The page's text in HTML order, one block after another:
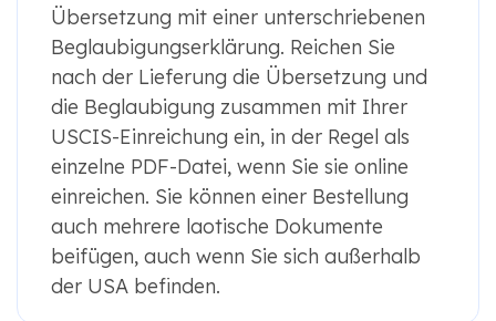
Übersetzung mit einer unterschriebenen
Beglaubigungserklärung. Reichen Sie
nach der Lieferung die Übersetzung und
die Beglaubigung zusammen mit Ihrer
USCIS-Einreichung ein, in der Regel als
einzelne PDF-Datei, wenn Sie sie online
einreichen. Sie können einer Bestellung
auch mehrere laotische Dokumente
beifügen, auch wenn Sie sich außerhalb
der USA befinden.